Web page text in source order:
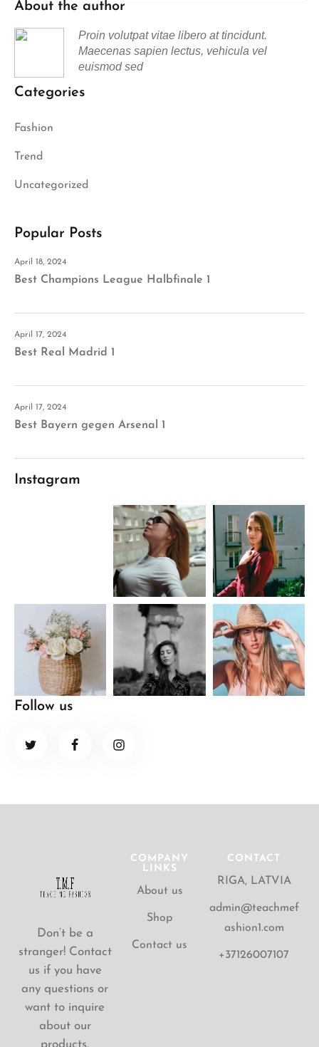
About the author
Proin volutpat vitae libero at tincidunt.
Maecenas sapien lectus, vehicula vel
euismod sed
Categories
Fashion
Trend
Uncategorized
Popular Posts
April 18, 2024
Best Champions League Halbfinale 1
April 17, 2024
Best Real Madrid 1
April 17, 2024
Best Bayern gegen Arsenal 1
Instagram
Follow us
Don’t be a
stranger! Contact
us if you have
any questions or
want to inquire
about our
COMPANY
LINKS
About us
Shop
Contact us
CONTACT
RIGA, LATVIA
admin@teachmef
ashion1.com
+37126007107